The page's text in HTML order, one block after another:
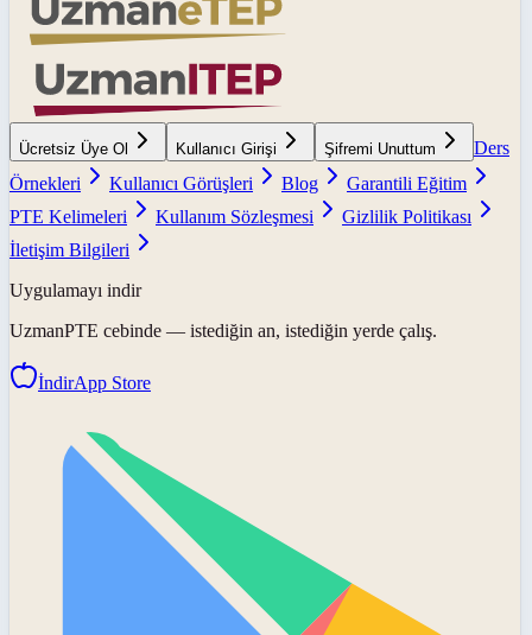
Ücretsiz Üye Ol Kullanıcı Girişi Şifremi Unuttum
Ders
Örnekleri
Kullanıcı Görüşleri Blog
Garantili Eğitim
PTE Kelimeleri
Kullanım Sözleşmesi
Gizlilik Politikası
İletişim Bilgileri
Uygulamayı indir
UzmanPTE cebinde — istediğin an, istediğin yerde çalış.
İndirApp Store